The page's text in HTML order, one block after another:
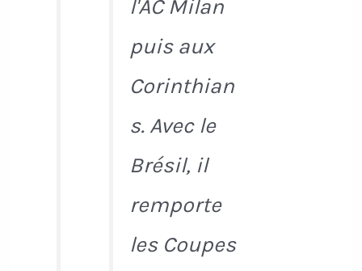
l'AC Milan
puis aux
Corinthian
s. Avec le
Brésil, il
remporte
les Coupes